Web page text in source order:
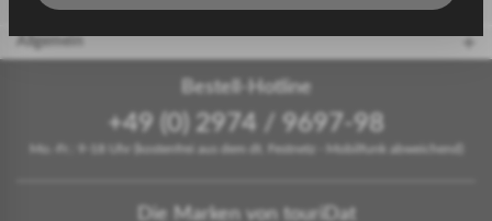
touriDat Reiseblog
Allgemein
Bestell-Hotline
+49 (0) 2974 / 9697-98
Mo.-Fr.: 9-18 Uhr (kostenfrei aus dem dt. Festnetz - Mobilfunk abweichend)
Die Marken von touriDat